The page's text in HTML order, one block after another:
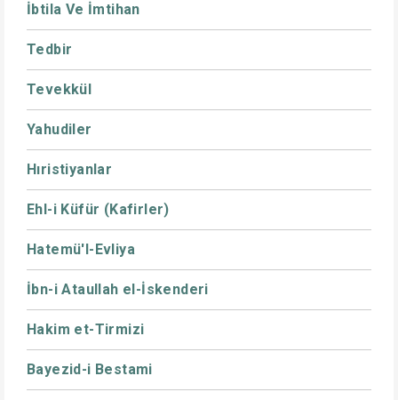
İbtila Ve İmtihan
Tedbir
Tevekkül
Yahudiler
Hıristiyanlar
Ehl-i Küfür (Kafirler)
Hatemü'l-Evliya
İbn-i Ataullah el-İskenderi
Hakim et-Tirmizi
Bayezid-i Bestami